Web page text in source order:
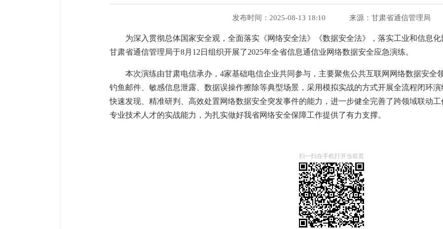
发布时间：2025-08-13 18:10 来源：甘肃省通信管理局
为深入贯彻总体国家安全观，全面落实《网络安全法》《数据安全法》，落实工业和信息化
甘肃省通信管理局于8月12日组织开展了2025年全省信息通信业网络数据安全应急演练。
本次演练由甘肃电信承办，4家基础电信企业共同参与，主要聚焦公共互联网网络数据安全
钓鱼邮件、敏感信息泄露、数据误操作擦除等典型场景，采用模拟实战的方式开展全流程闭环
快速发现、精准研判、高效处置网络数据安全突发事件的能力，进一步健全完善了跨领域联动
专业技术人才的实战能力，为扎实做好我省网络安全保障工作提供了有力支撑。
扫一扫在手机打开当前页